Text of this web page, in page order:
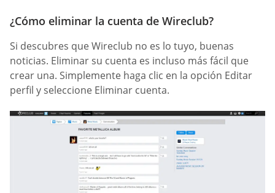
¿Cómo eliminar la cuenta de Wireclub?
Si descubres que Wireclub no es lo tuyo, buenas
noticias. Eliminar su cuenta es incluso más fácil que
crear una. Simplemente haga clic en la opción Editar
perfil y seleccione Eliminar cuenta.